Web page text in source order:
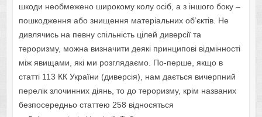
шкоди необмежено широкому колу осіб, а з іншого боку –
пошкодження або знищення матеріальних об’єктів. Не
дивлячись на певну спільність цілей диверсії та
тероризму, можна визначити деякі принципові відмінності
між явищами, які ми розглядаємо. По-перше, якщо в
статті 113 КК України (диверсія), нам дається вичерпний
перелік злочинних діянь, то до тероризму, крім названих
безпосередньо статтею 258 відносяться